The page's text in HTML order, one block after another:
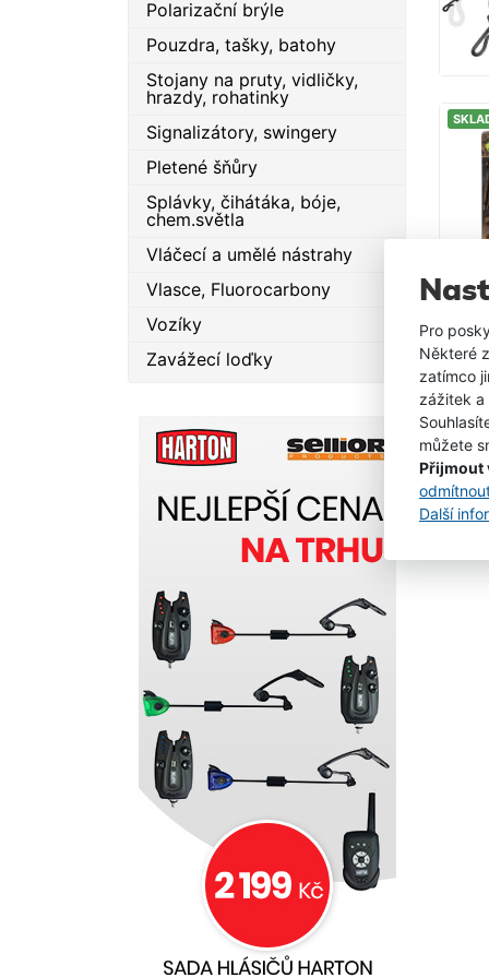
Pro
Některé
zatímco
zážitek a
můžete
Přijmout
Další
Polarizační brýle
Pouzdra, tašky, batohy
Stojany na pruty, vidličky,
hrazdy, rohatinky
Signalizátory, swingery
Pletené šňůry
Splávky, čihátáka, bóje,
chem.světla
Vláčecí a umělé nástrahy
Vlasce, Fluorocarbony
Vozíky
Zavážecí loďky